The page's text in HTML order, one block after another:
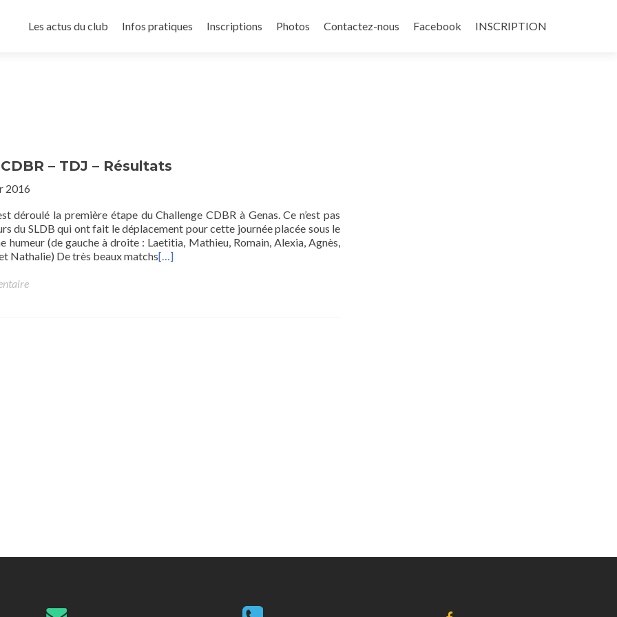
Les actus du club Infos pratiques Inscriptions Photos Contactez-nous Facebook INSCRIPTION
– TDJ – Résultats
2016
déroulé la première étape du Challenge CDBR à Genas. Ce n’est pas
du SLDB qui ont fait le déplacement pour cette journée placée sous le
humeur (de gauche à droite : Laetitia, Mathieu, Romain, Alexia, Agnès,
Nathalie) De très beaux matchs[…]